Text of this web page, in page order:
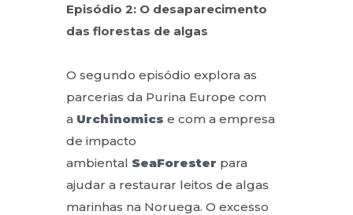
Episódio 2: O desaparecimento
das florestas de algas
O segundo episódio explora as
parcerias da Purina Europe com
a Urchinomics e com a empresa
de impacto
ambiental SeaForester para
ajudar a restaurar leitos de algas
marinhas na Noruega. O excesso